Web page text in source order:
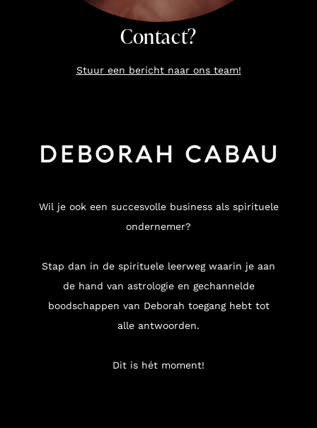
Contact?
Stuur een bericht naar ons team!
Wil je ook een succesvolle business als spirituele
ondernemer?
Stap dan in de spirituele leerweg waarin je aan
de hand van astrologie en gechannelde
boodschappen van Deborah toegang hebt tot
alle antwoorden.
Dit is hét moment!